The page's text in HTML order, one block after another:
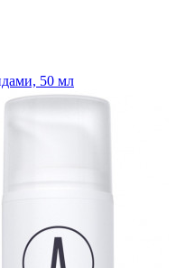
50 мл